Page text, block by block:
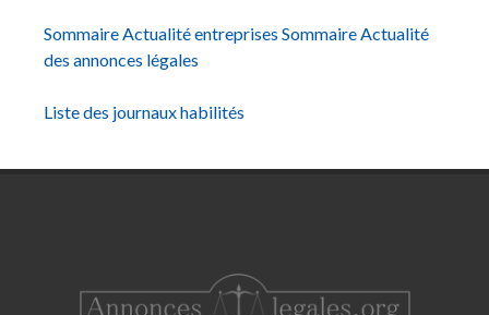
Sommaire Actualité entreprises Sommaire Actualité
des annonces légales
Liste des journaux habilités